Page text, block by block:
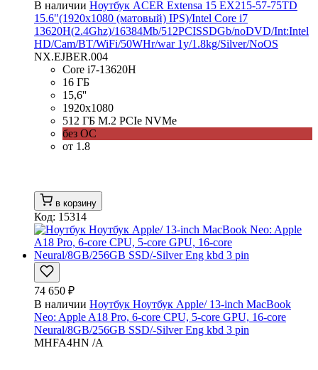
В наличии Ноутбук ACER Extensa 15 EX215-57-75TD
15.6"(1920x1080 (матовый) IPS)/Intel Core i7
13620H(2.4Ghz)/16384Mb/512PCISSDGb/noDVD/Int:Intel
HD/Cam/BT/WiFi/50WHr/war 1y/1.8kg/Silver/NoOS
NX.EJBER.004
Core i7-13620H
16 ГБ
15,6''
1920x1080
512 ГБ M.2 PCIe NVMe
без ОС
от 1.8
в корзину
Код: 15314
74 650 ₽
В наличии Ноутбук Ноутбук Apple/ 13-inch MacBook
Neo: Apple A18 Pro, 6-core CPU, 5-core GPU, 16-core
Neural/8GB/256GB SSD/-Silver Eng kbd 3 pin
MHFA4HN /A